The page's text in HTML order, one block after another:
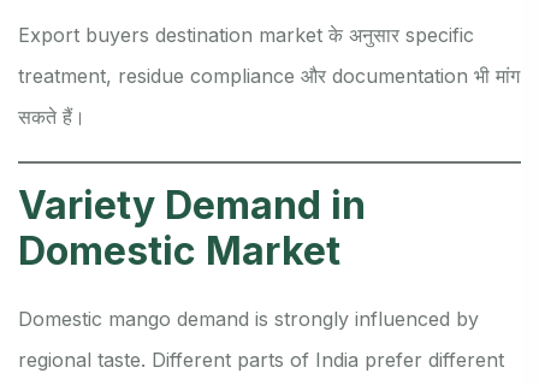
Export buyers destination market के अनुसार specific
treatment, residue compliance और documentation भी मांग
सकते हैं।
Variety Demand in
Domestic Market
Domestic mango demand is strongly influenced by
regional taste. Different parts of India prefer different